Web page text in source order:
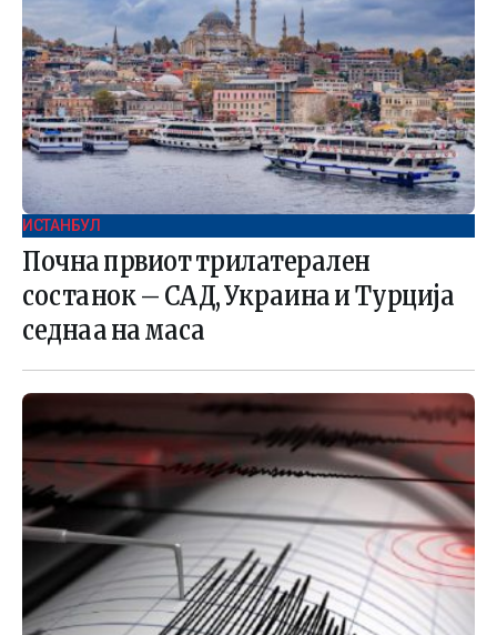
ИСТАНБУЛ
Почна првиот трилатерален
состанок – САД, Украина и Турција
седнаа на маса